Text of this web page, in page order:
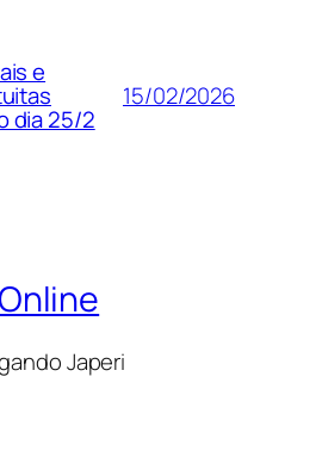
e
dia 25/2
15/02/2026
Japeri